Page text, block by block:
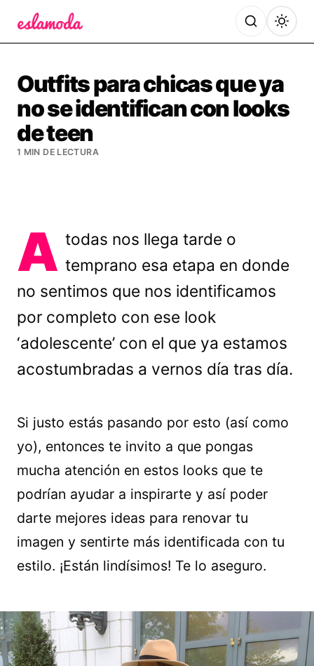
Outfits para chicas que ya
no se identifican con looks
de teen
1 MIN DE LECTURA
A todas nos llega tarde o
temprano esa etapa en donde
no sentimos que nos identificamos
por completo con ese look
‘adolescente’ con el que ya estamos
acostumbradas a vernos día tras día.
Si justo estás pasando por esto (así como
yo), entonces te invito a que pongas
mucha atención en estos looks que te
podrían ayudar a inspirarte y así poder
darte mejores ideas para renovar tu
imagen y sentirte más identificada con tu
estilo. ¡Están lindísimos! Te lo aseguro.